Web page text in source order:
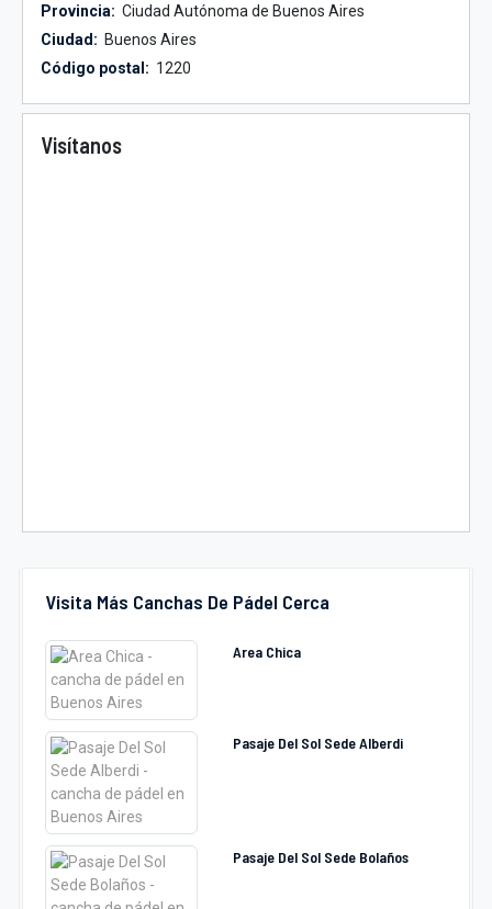
Visita Más Canchas De Pádel Cerca
Area Chica
Pasaje Del Sol Sede Alberdi
Pasaje Del Sol Sede Bolaños
Provincia: Ciudad Autónoma de Buenos Aires
Ciudad: Buenos Aires
Código postal: 1220
Visítanos